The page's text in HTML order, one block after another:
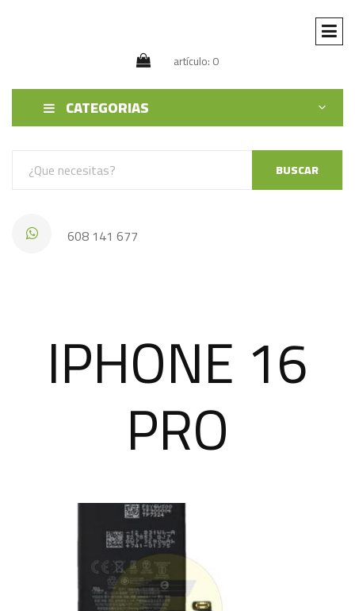
artículo: 0
CATEGORIAS
BUSCAR
608 141 677
IPHONE 16
PRO